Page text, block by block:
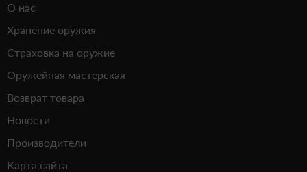
О нас
Хранение оружия
Страховка на оружие
Оружейная мастерская
Возврат товара
Новости
Производители
Карта сайта